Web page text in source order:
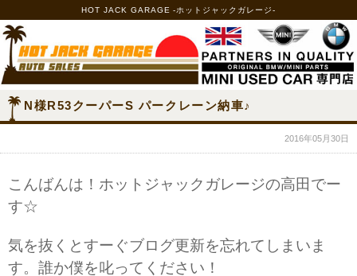
HOT JACK GARAGE -ホットジャックガレージ-
N様R53クーパーS パークレーン納車♪
2016年05月30日
こんばんは！ホットジャックガレージの高田でー
す☆
気を抜くとすーぐブログ更新を忘れてしまいま
す。誰か僕を叱ってください！